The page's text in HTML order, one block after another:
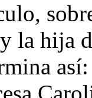
la hija